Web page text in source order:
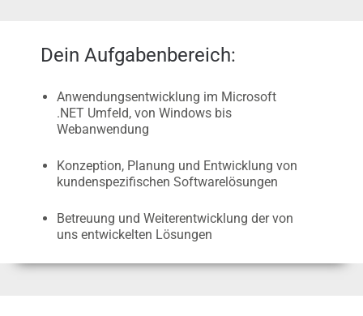
Dein Aufgabenbereich:
Anwendungsentwicklung im Microsoft
.NET Umfeld, von Windows bis
Webanwendung
Konzeption, Planung und Entwicklung von
kundenspezifischen Softwarelösungen
Betreuung und Weiterentwicklung der von
uns entwickelten Lösungen